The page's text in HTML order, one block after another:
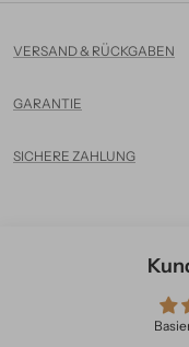
VERSAND & RÜCKGABEN
GARANTIE
SICHERE ZAHLUNG